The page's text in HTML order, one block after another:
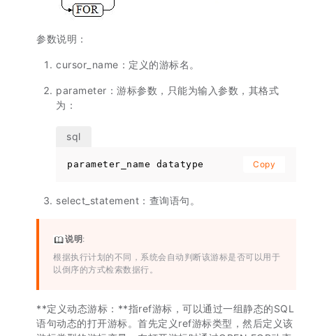
参数说明：
cursor_name：定义的游标名。
parameter：游标参数，只能为输入参数，其格式
为：
parameter_name datatype Copy
select_statement：查询语句。
说明 :
根据执行计划的不同，系统会自动判断该游标是否可以用于
以倒序的方式检索数据行。
**定义动态游标：**指ref游标，可以通过一组静态的SQL
语句动态的打开游标。首先定义ref游标类型，然后定义该